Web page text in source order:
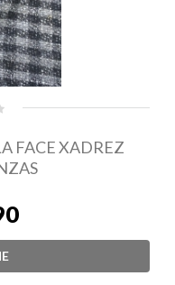
FACE XADREZ